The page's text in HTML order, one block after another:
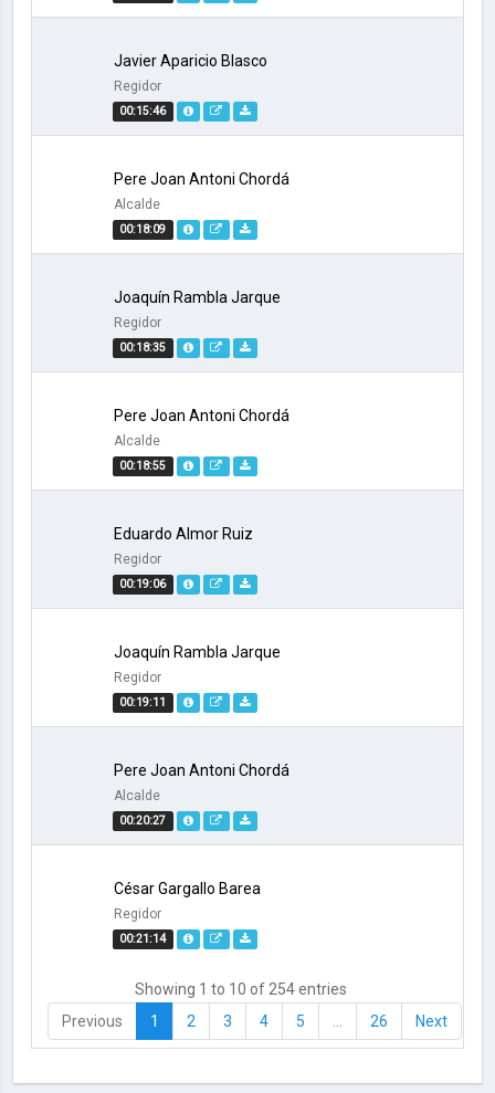
00:15:46
Javier Aparicio Blasco
Regidor
00:18:09
Pere Joan Antoni Chordá
Alcalde
00:18:35
Joaquín Rambla Jarque
Regidor
00:18:55
Pere Joan Antoni Chordá
Alcalde
00:19:06
Eduardo Almor Ruiz
Regidor
00:19:11
Joaquín Rambla Jarque
Regidor
00:20:27
Pere Joan Antoni Chordá
Alcalde
00:21:14
César Gargallo Barea
Regidor
Showing 1 to 10 of 254 entries
Previous
1 2 3 4 5 26 Next